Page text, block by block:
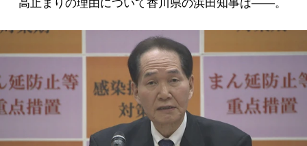
高止まりの理由について香川県の浜田知事は――。